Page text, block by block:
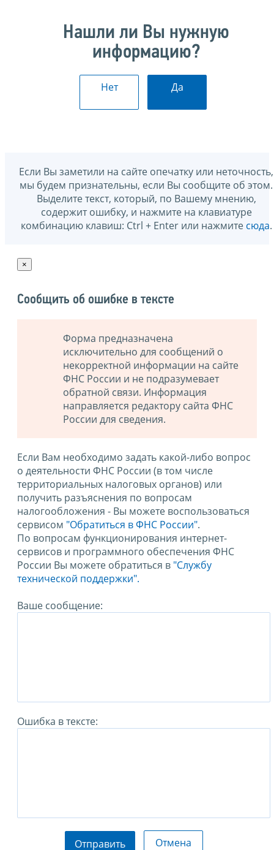
Нашли ли Вы нужную
информацию?
Нет Да
Если Вы заметили на сайте опечатку или неточность,
мы будем признательны, если Вы сообщите об этом.
Выделите текст, который, по Вашему мнению,
содержит ошибку, и нажмите на клавиатуре
комбинацию клавиш: Ctrl + Enter или нажмите сюда.
×
Сообщить об ошибке в тексте
Форма предназначена
исключительно для сообщений о
некорректной информации на сайте
ФНС России и не подразумевает
обратной связи. Информация
направляется редактору сайта ФНС
России для сведения.
Если Вам необходимо задать какой-либо вопрос
о деятельности ФНС России (в том числе
территориальных налоговых органов) или
получить разъяснения по вопросам
налогообложения - Вы можете воспользоваться
сервисом "Обратиться в ФНС России".
По вопросам функционирования интернет-
сервисов и программного обеспечения ФНС
России Вы можете обратиться в "Службу
технической поддержки".
Ваше сообщение:
Ошибка в тексте:
Отправить Отмена